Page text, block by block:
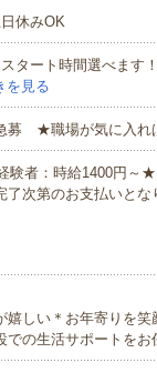
休みOK
ート時間選べます
を見る
★職場が気に入れ
者：時給1400円～
次第のお支払いとな
嬉しい＊お年寄りを
での生活サポートを